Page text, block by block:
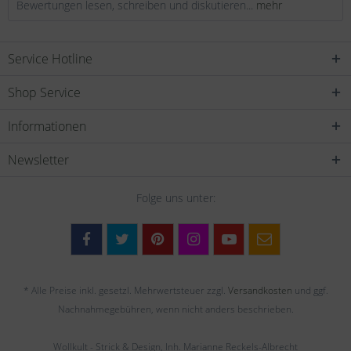
Bewertungen lesen, schreiben und diskutieren... mehr
Service Hotline
Shop Service
Informationen
Newsletter
Folge uns unter:
* Alle Preise inkl. gesetzl. Mehrwertsteuer zzgl. Versandkosten und ggf.
Nachnahmegebühren, wenn nicht anders beschrieben.
Wollkult - Strick & Design, Inh. Marianne Reckels-Albrecht